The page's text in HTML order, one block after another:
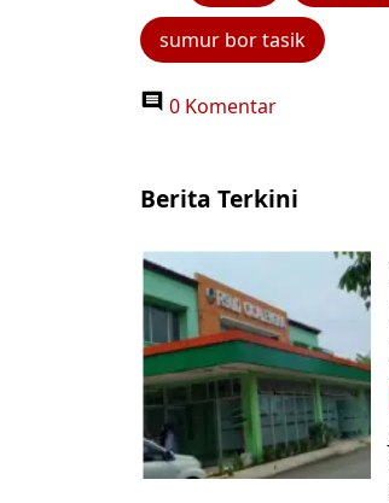
sumur bor tasik
0 Komentar
Berita Terkini